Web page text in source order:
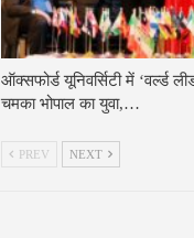
ऑक्सफोर्ड यूनिवर्सिटी में ‘वर्ल्ड
चमका भोपाल का युवा,…
PREV NEXT